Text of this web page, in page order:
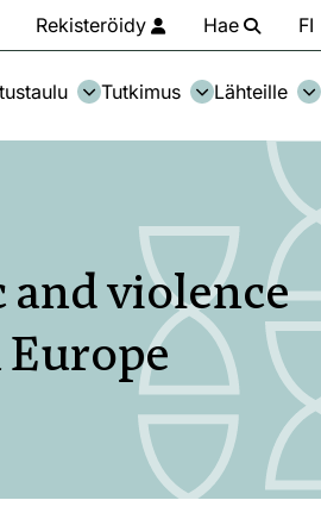
Rekisteröidy Hae FI
Tutkimus Lähteille
violence